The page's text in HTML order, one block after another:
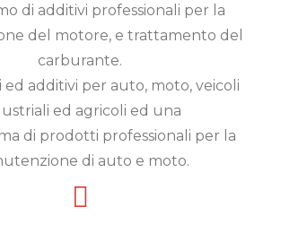
di additivi professionali per la
del motore, e trattamento del
carburante.
additivi per auto, moto, veicoli
ed agricoli ed una
di prodotti professionali per la
di auto e moto.